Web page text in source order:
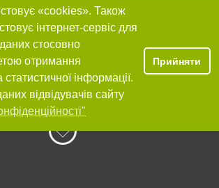
«cookies». Також
інтернет-сервіс для
стосовно
отримання
статистичної інформації.
відвідувачів сайту
Прийняти